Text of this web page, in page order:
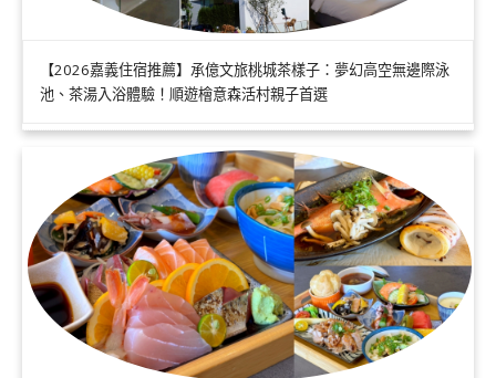
【2026嘉義住宿推薦】承億文旅桃城茶樣子：夢幻高空無邊際泳
池、茶湯入浴體驗！順遊檜意森活村親子首選